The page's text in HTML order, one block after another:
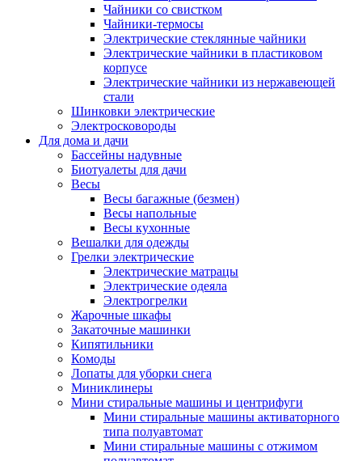
Чайники со свистком
Чайники-термосы
Электрические стеклянные чайники
Электрические чайники в пластиковом
корпусе
Электрические чайники из нержавеющей
стали
Шинковки электрические
Электросковороды
Для дома и дачи
Бассейны надувные
Биотуалеты для дачи
Весы
Весы багажные (безмен)
Весы напольные
Весы кухонные
Вешалки для одежды
Грелки электрические
Электрические матрацы
Электрические одеяла
Электрогрелки
Жарочные шкафы
Закаточные машинки
Кипятильники
Комоды
Лопаты для уборки снега
Миниклинеры
Мини стиральные машины и центрифуги
Мини стиральные машины активаторного
типа полуавтомат
Мини стиральные машины с отжимом